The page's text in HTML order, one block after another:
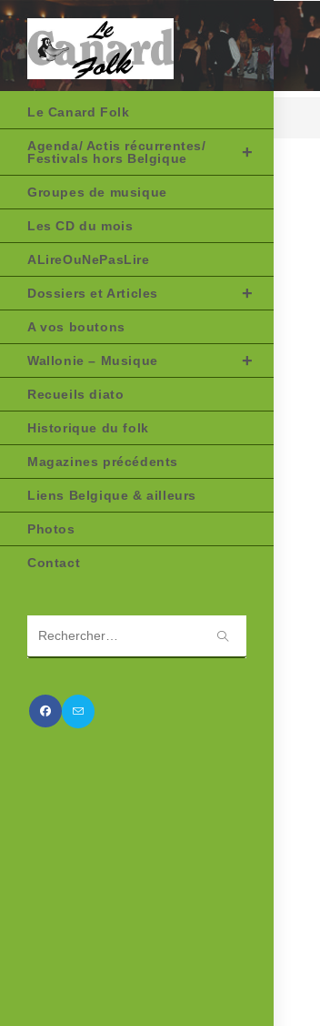
to
content
Le Canard Folk
Agenda/ Actis récurrentes/
Festivals hors Belgique
Groupes de musique
Les CD du mois
ALireOuNePasLire
Dossiers et Articles
A vos boutons
Wallonie – Musique
Recueils diato
Historique du folk
Magazines précédents
Liens Belgique & ailleurs
Photos
Contact
Rechercher
sur
site